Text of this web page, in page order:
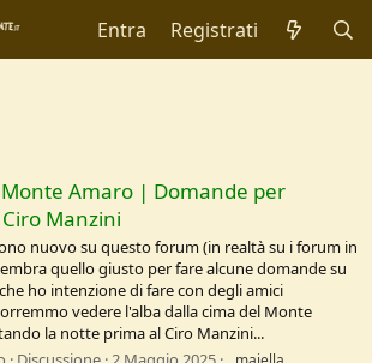
Entra Registrati
Monte Amaro | Domande per
Manzini
nuovo su questo forum (in realtà su i forum in
quello giusto per fare alcune domande su
ho intenzione di fare con degli amici
vedere l'alba dalla cima del Monte
la notte prima al Ciro Manzini...